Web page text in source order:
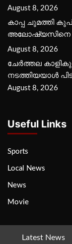
August 8, 2026
കാപ്പ ചുമത്തി
അലോഷ്യസിനെ
August 8, 2026
ചേർത്തല
നടത്തിയയാൾ
August 8, 2026
Useful Links
Sports
Local News
News
Movie
Latest News